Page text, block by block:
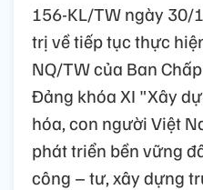
156-KL/TW ngày 30/
trị về tiếp tục thực
NQ/TW của Ban
Đảng khóa XI "Xây
hóa, con người Việt
phát triển bền vững
công – tư, xây dựng